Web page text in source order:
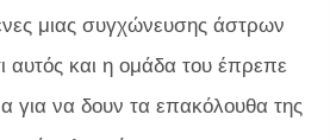
μιας συγχώνευσης άστρων
αυτός και η ομάδα του έπρεπε
για να δουν τα επακόλουθα της